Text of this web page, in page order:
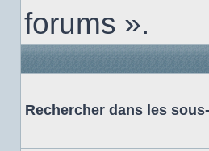
forums ».
Rechercher dans les